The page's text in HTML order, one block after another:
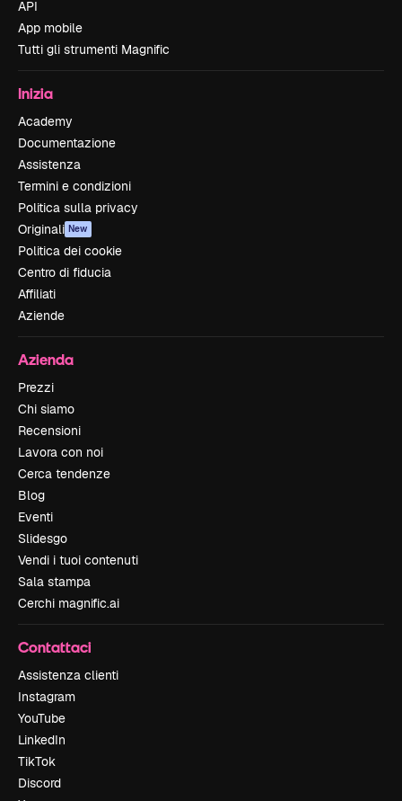
API
App mobile
Tutti gli strumenti Magnific
Inizia
Academy
Documentazione
Assistenza
Termini e condizioni
Politica sulla privacy
Originali New
Politica dei cookie
Centro di fiducia
Affiliati
Aziende
Azienda
Prezzi
Chi siamo
Recensioni
Lavora con noi
Cerca tendenze
Blog
Eventi
Slidesgo
Vendi i tuoi contenuti
Sala stampa
Cerchi magnific.ai
Contattaci
Assistenza clienti
Instagram
YouTube
LinkedIn
TikTok
Discord